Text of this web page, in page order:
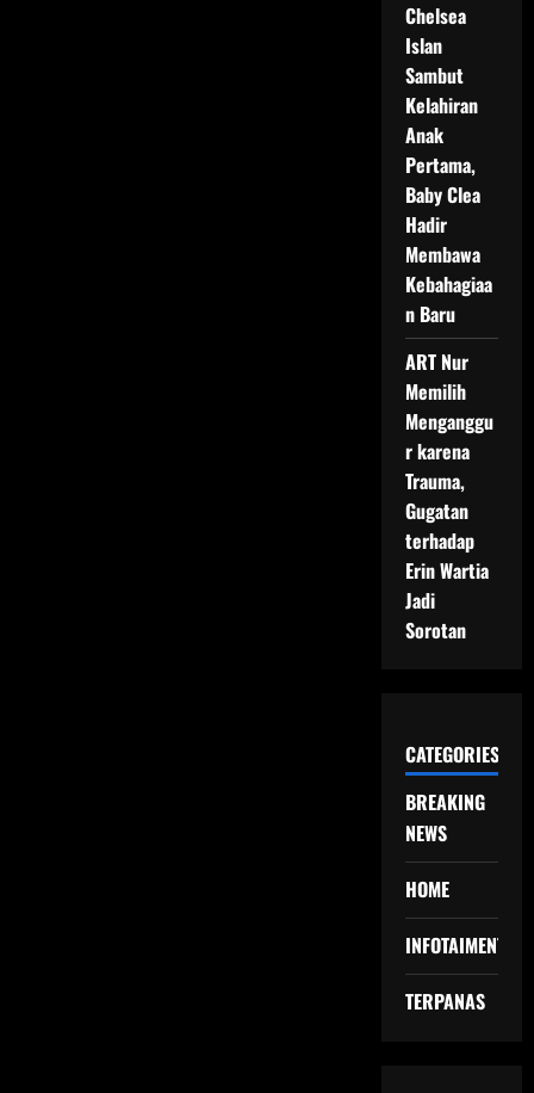
Chelsea
Islan
Sambut
Kelahiran
Anak
Pertama,
Baby Clea
Hadir
Membawa
Kebahagiaa
n Baru
ART Nur
Memilih
Menganggu
r karena
Trauma,
Gugatan
terhadap
Erin Wartia
Jadi
Sorotan
CATEGORIES
BREAKING
NEWS
HOME
INFOTAIMENT
TERPANAS